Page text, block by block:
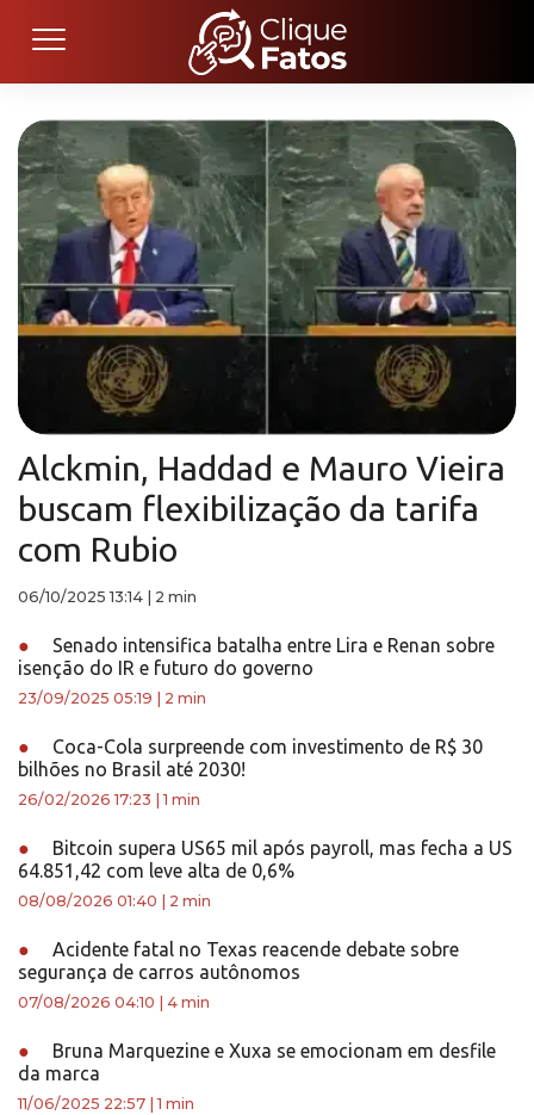
Alckmin, Haddad e Mauro Vieira
buscam flexibilização da tarifa
com Rubio
06/10/2025 13:14 2 min
●
Senado intensifica batalha entre Lira e Renan sobre
isenção do IR e futuro do governo
23/09/2025 05:19 2 min
●
Coca-Cola surpreende com investimento de R$ 30
bilhões no Brasil até 2030!
26/02/2026 17:23 |1 min
●
Bitcoin supera US65 mil após payroll, mas fecha a US
64.851,42 com leve alta de 0,6%
08/08/2026 01:40 2 min
●
Acidente fatal no Texas reacende debate sobre
segurança de carros autônomos
07/08/2026 04:10 4 min
●
Bruna Marquezine e Xuxa se emocionam em desfile
da marca
11/06/2025 22:57 |1 min